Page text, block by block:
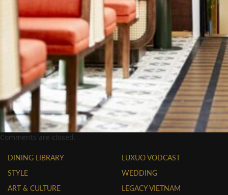
Comments are closed.
DINING LIBRARY
STYLE
ART & CULTURE
LUXUO VODCAST
WEDDING
LEGACY VIETNAM